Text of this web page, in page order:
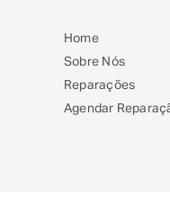
Home
Sobre Nós
Reparações
Agendar